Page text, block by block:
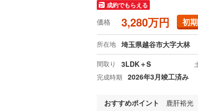
成約でもらえる
価格 3,280万円 初
所在地 埼玉県越谷市大字大林
間取り 3LDK＋S
完成時期 2026年3月竣工済み
おすすめポイント
鹿肝裕光